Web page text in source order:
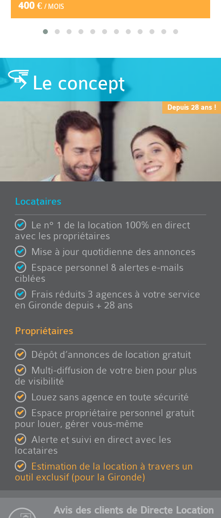
400 € / MOIS
Le concept
Depuis 28 ans !
Locataires
Le n° 1 de la location 100% en direct
avec les propriétaires
Mise à jour quotidienne des annonces
Espace personnel & alertes e-mails
ciblées
Frais réduits 3 agences à votre service
en Gironde depuis + 28 ans
Propriétaires
Dépôt d’annonces de location gratuit
Multi-diffusion de votre bien pour plus
de visibilité
Louez sans agence en toute sécurité
Espace propriétaire personnel gratuit
pour louer, gérer vous-même
Alerte et suivi en direct avec les
locataires
Estimation de la location à travers un
outil exclusif (pour la Gironde)
Avis des clients de Directe Location